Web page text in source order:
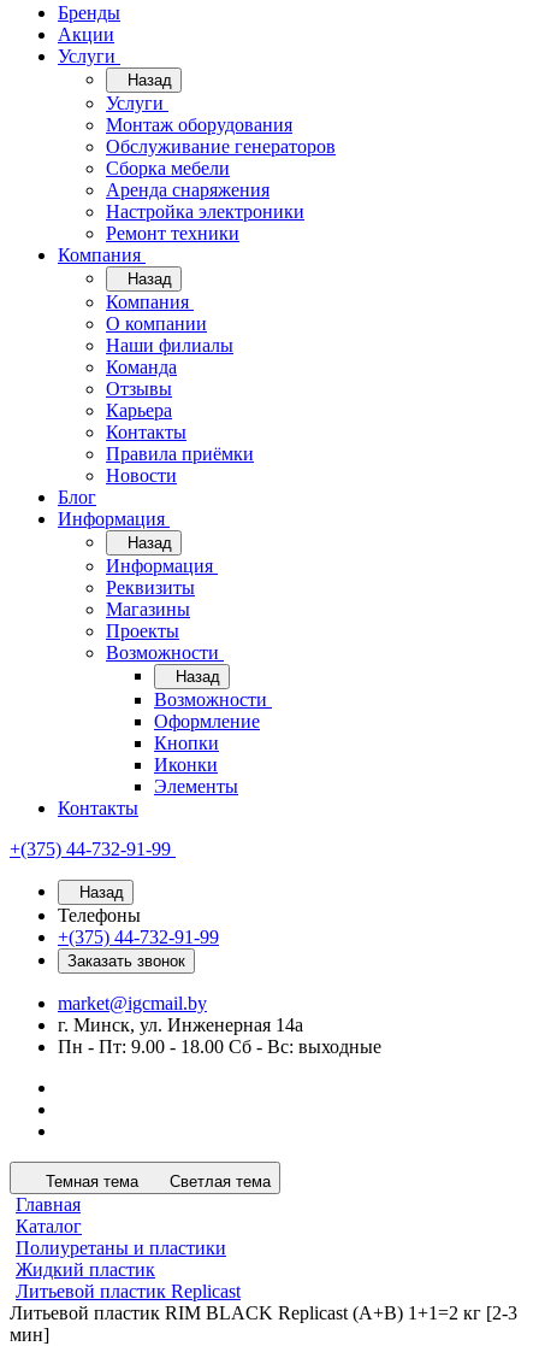
Бренды
Акции
Услуги
Назад
Услуги
Монтаж оборудования
Обслуживание генераторов
Сборка мебели
Аренда снаряжения
Настройка электроники
Ремонт техники
Компания
Назад
Компания
О компании
Наши филиалы
Команда
Отзывы
Карьера
Контакты
Правила приёмки
Новости
Блог
Информация
Назад
Информация
Реквизиты
Магазины
Проекты
Возможности
Назад
Возможности
Оформление
Кнопки
Иконки
Элементы
Контакты
+(375) 44-732-91-99
Назад
Телефоны
+(375) 44-732-91-99
Заказать звонок
market@igcmail.by
г. Минск, ул. Инженерная 14а
Пн - Пт: 9.00 - 18.00 Сб - Вс: выходные
Темная тема Светлая тема
Главная
Каталог
Полиуретаны и пластики
Жидкий пластик
Литьевой пластик Replicast
Литьевой пластик RIM BLACK Replicast (А+В) 1+1=2 кг [2-3
мин]